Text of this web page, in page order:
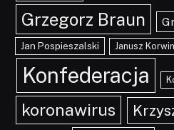
Grzegorz Braun
Jan Pospieszalski Janusz
Konfederacja
koronawirus